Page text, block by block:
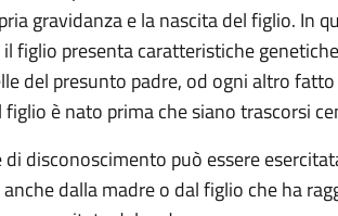
gravidanza e la nascita del figlio. In
il figlio presenta caratteristiche
del presunto padre, od ogni altro
figlio è nato prima che siano trascorsi
di disconoscimento può essere
dalla madre o dal figlio che ha